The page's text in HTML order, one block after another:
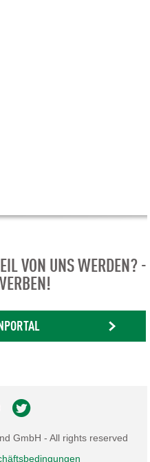
VON UNS WERDEN? -
GmbH - All rights reserved